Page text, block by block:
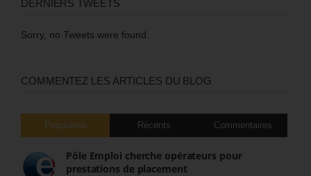
DERNIERS TWEETS
Sorry, no Tweets were found.
COMMENTEZ LES ARTICLES DU BLOG
Populaires Récents Commentaires
Pôle Emploi cherche opérateurs pour
prestations de placement